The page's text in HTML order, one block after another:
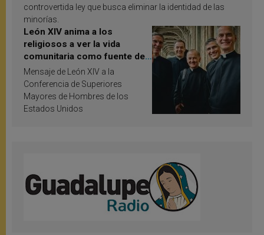
controvertida ley que busca eliminar la identidad de las
minorías.
León XIV anima a los
religiosos a ver la vida
comunitaria como fuente de
inspiración y santificación
Mensaje de León XIV a la
Conferencia de Superiores
Mayores de Hombres de los
Estados Unidos